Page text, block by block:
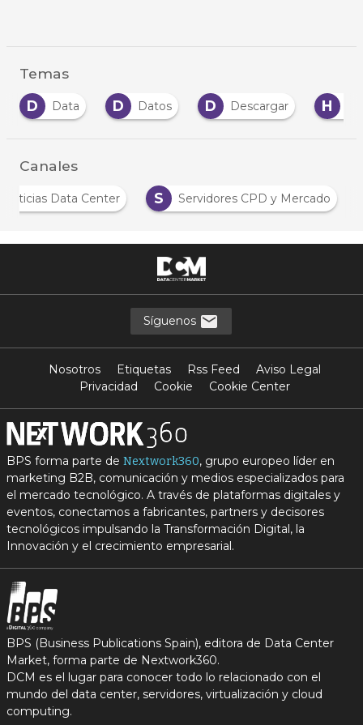
Temas
Data D Datos D Descargar H Hardware
Canales
Noticias Data Center S Servidores CPD y Mercado
Síguenos
Nosotros Etiquetas Rss Feed
Aviso Legal
Privacidad
Cookie Cookie Center
BPS forma parte de Nextwork360, grupo europeo líder en
marketing B2B, comunicación y medios especializados para
el mercado tecnológico. A través de plataformas digitales y
eventos, conectamos a fabricantes, partners y decisores
tecnológicos impulsando la Transformación Digital, la
Innovación y el crecimiento empresarial.
BPS (Business Publications Spain), editora de Data Center
Market, forma parte de Nextwork360.
DCM es el lugar para conocer todo lo relacionado con el
mundo del data center, servidores, virtualización y cloud
computing.